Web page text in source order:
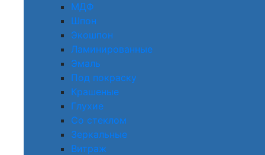
МДФ
Шпон
Экошпон
Ламинированные
Эмаль
Под покраску
Крашеные
Глухие
Со стеклом
Зеркальные
Витраж